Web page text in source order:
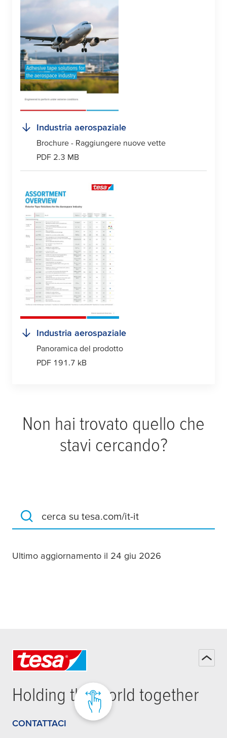
Industria aerospaziale
Brochure - Raggiungere nuove vette
PDF 2.3 MB
Industria aerospaziale
Panoramica del prodotto
PDF 191.7 kB
Non hai trovato quello che
stavi cercando?
cerca su tesa.com/it-it
Ultimo aggiornamento il 24 giu 2026
Holding the world together
CONTATTACI